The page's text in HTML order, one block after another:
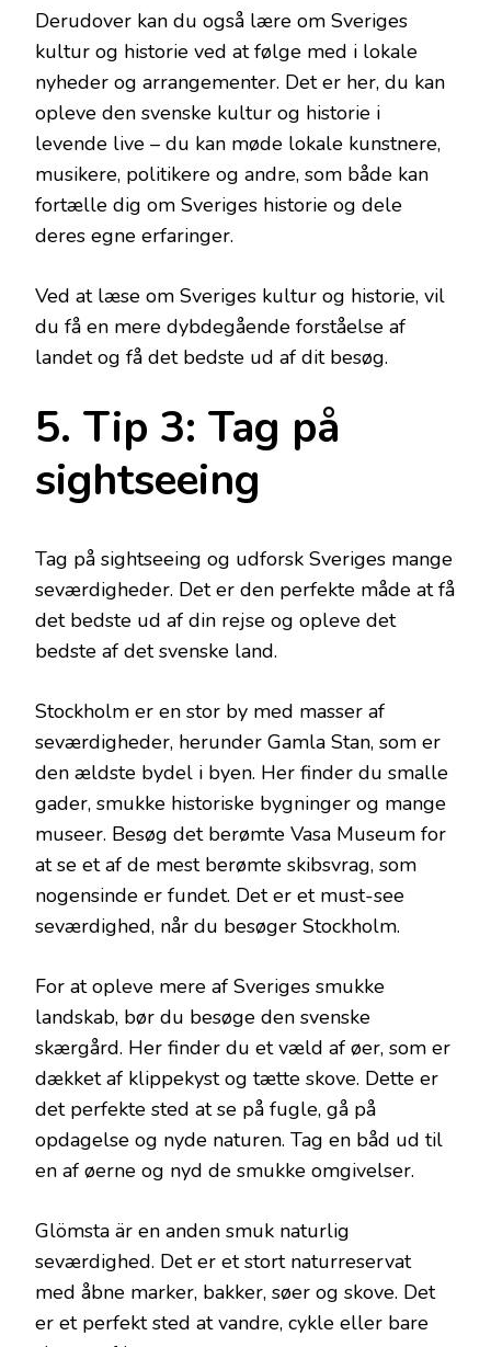
Derudover kan du også lære om Sveriges
kultur og historie ved at følge med i lokale
nyheder og arrangementer. Det er her, du kan
opleve den svenske kultur og historie i
levende live – du kan møde lokale kunstnere,
musikere, politikere og andre, som både kan
fortælle dig om Sveriges historie og dele
deres egne erfaringer.
Ved at læse om Sveriges kultur og historie, vil
du få en mere dybdegående forståelse af
landet og få det bedste ud af dit besøg.
5. Tip 3: Tag på
sightseeing
Tag på sightseeing og udforsk Sveriges mange
seværdigheder. Det er den perfekte måde at få
det bedste ud af din rejse og opleve det
bedste af det svenske land.
Stockholm er en stor by med masser af
seværdigheder, herunder Gamla Stan, som er
den ældste bydel i byen. Her finder du smalle
gader, smukke historiske bygninger og mange
museer. Besøg det berømte Vasa Museum for
at se et af de mest berømte skibsvrag, som
nogensinde er fundet. Det er et must-see
seværdighed, når du besøger Stockholm.
For at opleve mere af Sveriges smukke
landskab, bør du besøge den svenske
skærgård. Her finder du et væld af øer, som er
dækket af klippekyst og tætte skove. Dette er
det perfekte sted at se på fugle, gå på
opdagelse og nyde naturen. Tag en båd ud til
en af øerne og nyd de smukke omgivelser.
Glömsta är en anden smuk naturlig
seværdighed. Det er et stort naturreservat
med åbne marker, bakker, søer og skove. Det
er et perfekt sted at vandre, cykle eller bare